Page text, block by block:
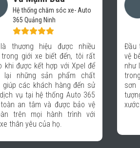
Khu biệt thự Dương Nội - Hà
Đông - Hà Nội
Đầu tư thêm cho xế một lớp áo bảo
bên ngoài, tự nhiên thấy chiếc xe
lên một đẳng cấp mới. Lớp phủ
suốt, bóng mịn giúp bảo vệ lớp
xe một cách tối đa, mình ấn
tượng nhất là khả năng phục hồi vết
xước của phim.